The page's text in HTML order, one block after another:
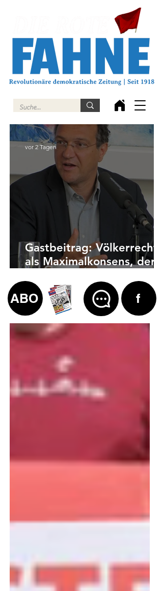
Gastbeitrag: Völkerrecht
als Maximalkonsens, der
vor 2 Tagen
ABO f